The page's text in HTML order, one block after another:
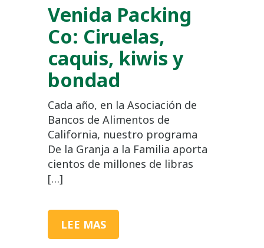
Venida Packing
Co: Ciruelas,
caquis, kiwis y
bondad
Cada año, en la Asociación de
Bancos de Alimentos de
California, nuestro programa
De la Granja a la Familia aporta
cientos de millones de libras
[…]
LEE MAS